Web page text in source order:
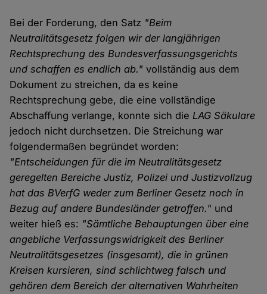
Bei der Forderung, den Satz "Beim
Neutralitätsgesetz folgen wir der langjährigen
Rechtsprechung des Bundesverfassungsgerichts
und schaffen es endlich ab." vollständig aus dem
Dokument zu streichen, da es keine
Rechtsprechung gebe, die eine vollständige
Abschaffung verlange, konnte sich die LAG Säkulare
jedoch nicht durchsetzen. Die Streichung war
folgendermaßen begründet worden:
"Entscheidungen für die im Neutralitätsgesetz
geregelten Bereiche Justiz, Polizei und Justizvollzug
hat das BVerfG weder zum Berliner Gesetz noch in
Bezug auf andere Bundesländer getroffen." und
weiter hieß es: "Sämtliche Behauptungen über eine
angebliche Verfassungswidrigkeit des Berliner
Neutralitätsgesetzes (insgesamt), die in grünen
Kreisen kursieren, sind schlichtweg falsch und
gehören dem Bereich der alternativen Wahrheiten